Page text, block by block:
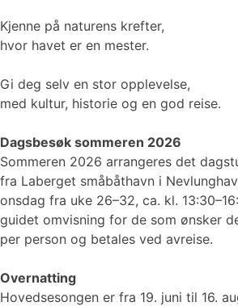
Kjenne på naturens krefter,
hvor havet er en mester.
Gi deg selv en stor opplevelse,
med kultur, historie og en god reise.
Dagsbesøk sommeren 2026
Sommeren 2026 arrangeres det
fra Laberget småbåthavn i
onsdag fra uke 26–32, ca. kl.
guidet omvisning for de som ønsker
per person og betales ved avreise.
Overnatting
Hovedsesongen er fra 19. juni til 16.